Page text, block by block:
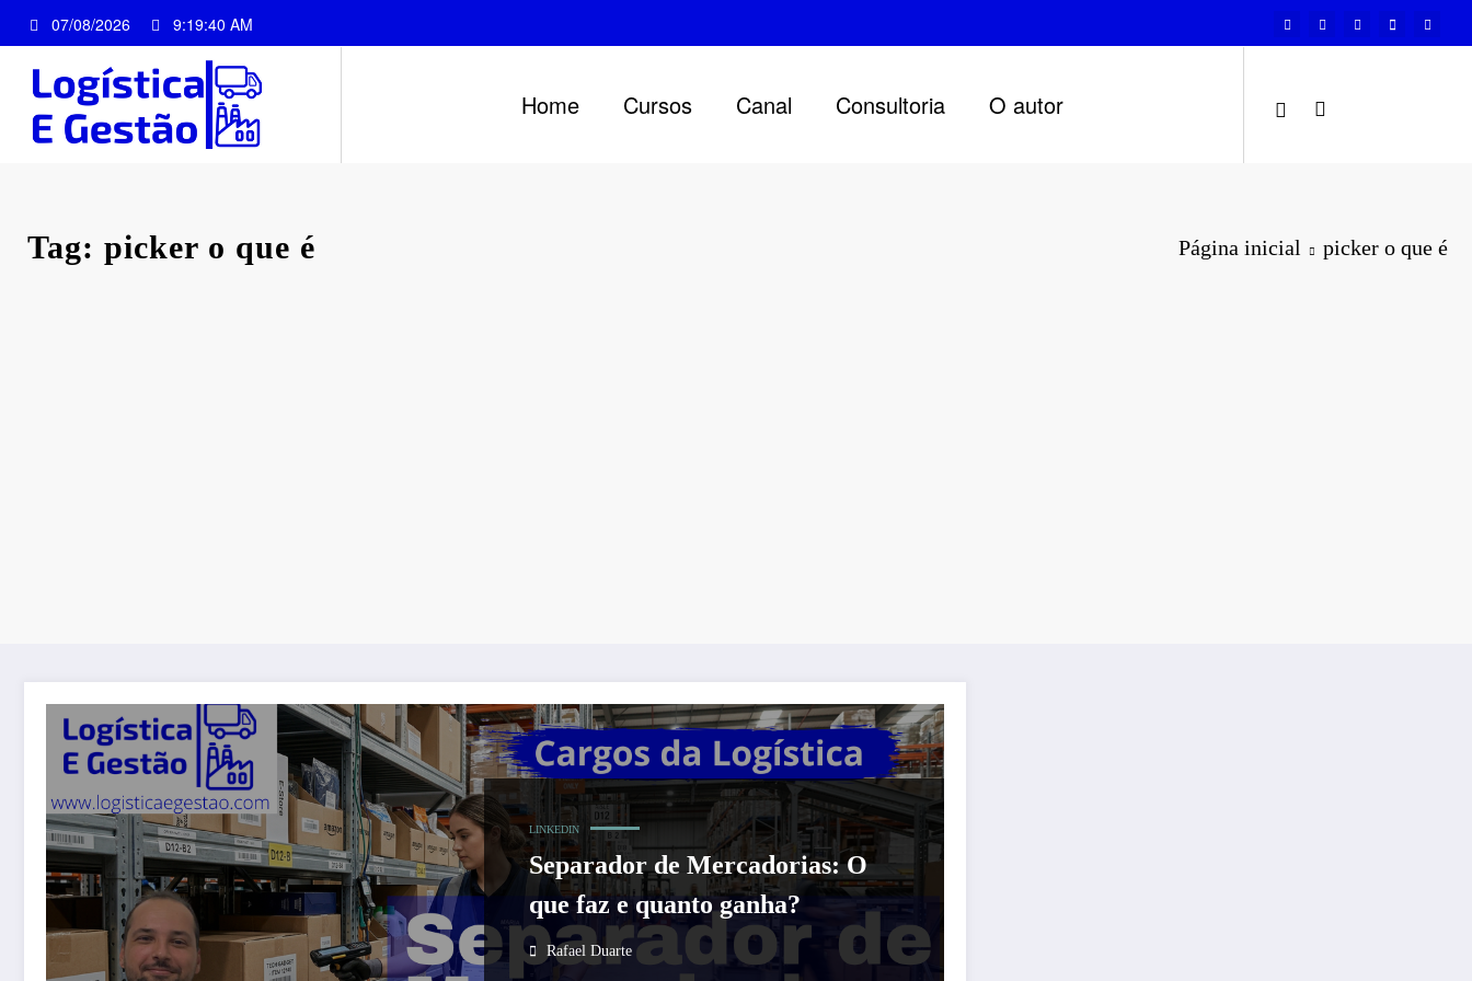
para
conteúdo
07/08/2026 9:19:41 AM
Home Cursos Canal Consultoria O autor
Tag: picker o que é Página inicial picker o que é
LINKEDIN
Separador de Mercadorias: O
que faz e quanto ganha?
Rafael Duarte